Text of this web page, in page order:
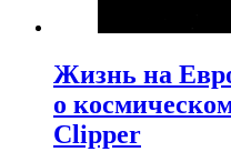
Жизнь на
о
Clipper